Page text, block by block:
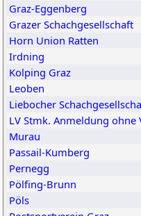
Graz-Eggenberg
Grazer Schachgesellschaft
Horn Union Ratten
Irdning
Kolping Graz
Leoben
Liebocher
LV Stmk. Anmeldung ohne
Murau
Passail-Kumberg
Pernegg
Pölfing-Brunn
Pöls